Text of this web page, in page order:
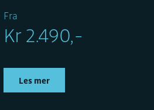
Fra
Kr 2.490,-
Les mer